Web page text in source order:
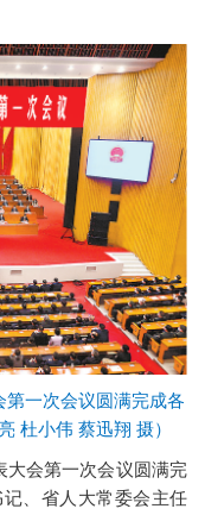
一次会议圆满完成各
杜小伟 蔡迅翔 摄）
会第一次会议圆满完
、省人大常委会主任